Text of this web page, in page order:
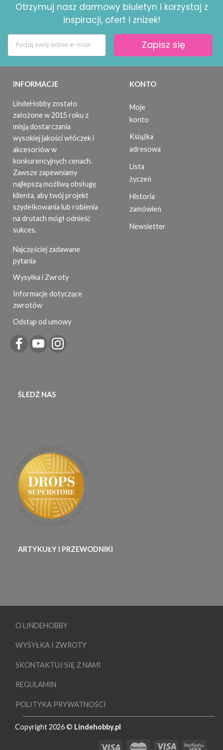
Otrzymuj nasz darmowy biuletyn i korzystaj z
inspiracji, ofert i zniżek!
Zapisz się
INFORMACJE
LindeHobby zostało
założone w 2015 roku z
misją dostarczania
wysokiej jakości włóczek i
akcesoriów w
konkurencyjnych cenach.
Zawsze zapewniamy
najlepszą możliwą obsługę
klienta, aby twój projekt
szydełkowania lub robienia
na drutach mógł odnieść
sukces.
Najczęściej zadawane
pytania
Wysyłka i Zwroty
Informacje dotyczące
zwrotów
Odstąp od umowy
KONTO
Moje
konto
Książka
adresowa
Lista
życzeń
Historia
zamówień
Newsletter
ŚLEDŹ NAS
ARTYKUŁY I PRZEWODNIKI
O LINDEHOBBY
WYSYŁKA I ZWROTY
SKONTAKTUJ SIĘ Z NAMI
REGULAMIN
POLITYKA PRYWATNOŚCI
Copyright 2026 © Lindehobby.pl